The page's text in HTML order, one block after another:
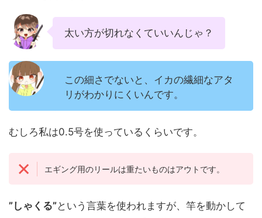
太い方が切れなくていいんじゃ？
この細さでないと、イカの繊細なアタ
リがわかりにくいんです。
むしろ私は0.5号を使っているくらいです。
エギング用のリールは重たいものはアウトです。
”しゃくる”という言葉を使われますが、竿を動かして